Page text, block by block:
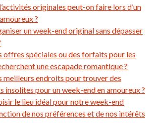
originales peut-on faire lors d’un
?
un week-end original sans dépasser
offres spéciales ou des forfaits pour les
une escapade romantique ?
meilleurs endroits pour trouver des
insolites pour un week-end en amoureux ?
le lieu idéal pour notre week-end
de nos préférences et de nos intérêts